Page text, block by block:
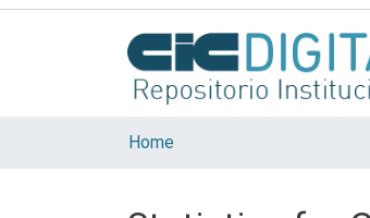
Home